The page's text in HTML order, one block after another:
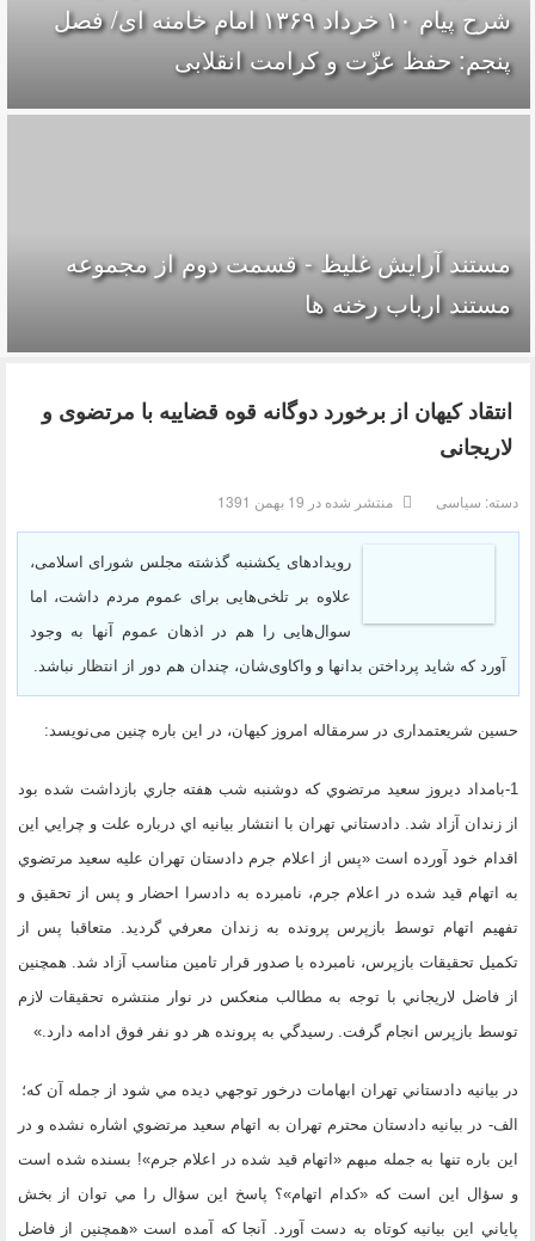
شرح پیام ۱۰ خرداد ۱۳۶۹ امام خامنه ای/ فصل
پنجم: حفظ عزّت و کرامت انقلابی
مستند آرایش غلیظ - قسمت دوم از مجموعه
مستند ارباب رخنه ها
انتقاد کیهان از برخورد دوگانه قوه قضاییه با مرتضوی و
لاریجانی
دسته: سیاسی منتشر شده در 19 بهمن 1391
رویدادهای یکشنبه گذشته مجلس شورای اسلامی،
علاوه بر تلخی‌هایی برای عموم مردم داشت، اما
سوال‌هایی را هم در اذهان عموم آنها به وجود
آورد که شاید پرداختن بدانها و واکاوی‌شان، چندان هم دور از انتظار نباشد.
حسین شریعتمداری در سرمقاله امروز کیهان، در این باره چنین می‌نویسد:
1-بامداد ديروز سعيد مرتضوي كه دوشنبه شب هفته جاري بازداشت شده بود
از زندان آزاد شد. دادستاني تهران با انتشار بيانيه اي درباره علت و چرايي اين
اقدام خود آورده است «پس از اعلام جرم دادستان تهران عليه سعيد مرتضوي
به اتهام قيد شده در اعلام جرم، نامبرده به دادسرا احضار و پس از تحقيق و
تفهيم اتهام توسط بازپرس پرونده به زندان معرفي گرديد. متعاقبا پس از
تكميل تحقيقات بازپرس، نامبرده با صدور قرار تامين مناسب آزاد شد. همچنين
از فاضل لاريجاني با توجه به مطالب منعكس در نوار منتشره تحقيقات لازم
توسط بازپرس انجام گرفت. رسيدگي به پرونده هر دو نفر فوق ادامه دارد.»
در بيانيه دادستاني تهران ابهامات درخور توجهي ديده مي شود از جمله آن كه؛
الف- در بيانيه دادستان محترم تهران به اتهام سعيد مرتضوي اشاره نشده و در
اين باره تنها به جمله مبهم «اتهام قيد شده در اعلام جرم»! بسنده شده است
و سؤال اين است كه «كدام اتهام»؟ پاسخ اين سؤال را مي توان از بخش
پاياني اين بيانيه كوتاه به دست آورد. آنجا كه آمده است «همچنين از فاضل